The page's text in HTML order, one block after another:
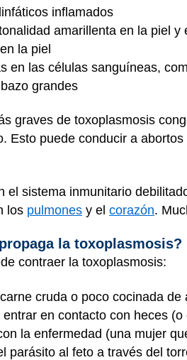
inflamados
amarillenta en la piel y
la piel
en las células sanguíneas,
grandes
graves de toxoplasmosis
Esto puede conducir a
el sistema inmunitario
los pulmones y el corazón.
la toxoplasmosis?
contraer la toxoplasmosis:
cruda o poco cocinada
entrar en contacto con heces
la enfermedad (una mujer
parásito al feto a través del